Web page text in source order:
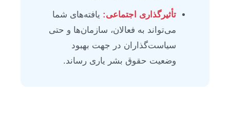
تأثیرگذاری اجتماعی: یافته‌های شما
می‌تواند به فعالان، سازمان‌ها و حتی
سیاست‌گذاران در جهت بهبود
وضعیت حقوق بشر یاری رساند.